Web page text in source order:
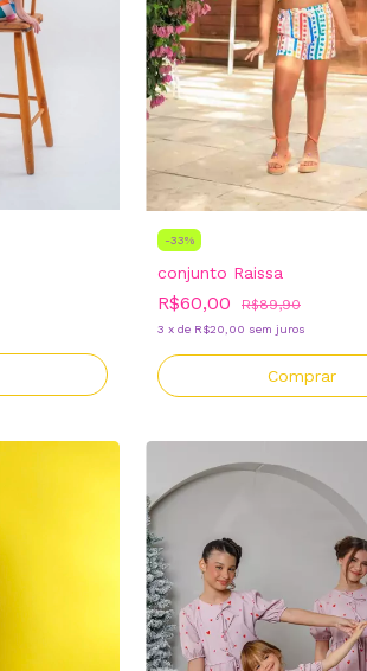
-33%
conjunto Raissa
R$60,00 R$89,90
3 x de R$20,00 sem juros
Comprar